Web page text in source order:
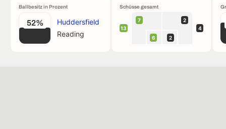
Ballbesitz in Prozent
52%
Huddersfield
Reading
Schüsse gesamt
13
7 2
6 2
4